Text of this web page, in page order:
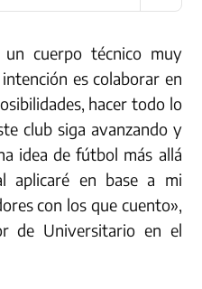
un cuerpo técnico muy
es colaborar en
hacer todo lo
club siga avanzando y
idea de fútbol más allá
aplicaré en base a mi
con los que cuento»,
de Universitario en el